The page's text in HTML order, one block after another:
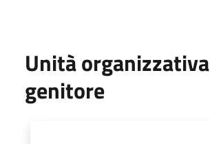
Unità organizzativa
genitore